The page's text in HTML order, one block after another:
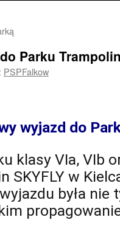
Parku
PSPFalkow
wyjazd do
klasy VIa, VIb
SKYFLY w
była nie